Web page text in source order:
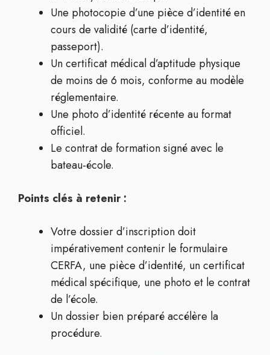
Une photocopie d’une pièce d’identité en
cours de validité (carte d’identité,
passeport).
Un certificat médical d’aptitude physique
de moins de 6 mois, conforme au modèle
réglementaire.
Une photo d’identité récente au format
officiel.
Le contrat de formation signé avec le
bateau-école.
Points clés à retenir :
Votre dossier d’inscription doit
impérativement contenir le formulaire
CERFA, une pièce d’identité, un certificat
médical spécifique, une photo et le contrat
de l’école.
Un dossier bien préparé accélère la
procédure.